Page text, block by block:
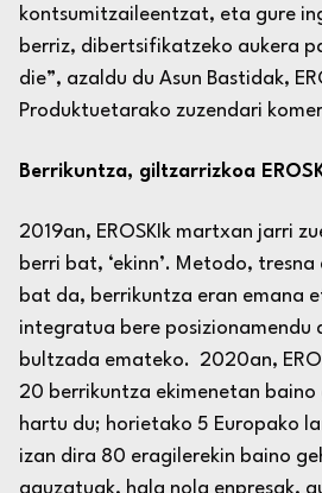
kontsumitzaileentzat, eta gure
berriz, dibertsifikatzeko aukera
die”, azaldu du Asun Bastidak,
Produktuetarako zuzendari
Berrikuntza, giltzarrizkoa
2019an, EROSKIk martxan jarri
berri bat, ‘ekinn’. Metodo,
bat da, berrikuntza eran emana
integratua bere posizionamendu
bultzada emateko. 2020an,
20 berrikuntza ekimenetan
hartu du; horietako 5 Europako
izan dira 80 eragilerekin baino
gauzatuak, hala nola enpresak,